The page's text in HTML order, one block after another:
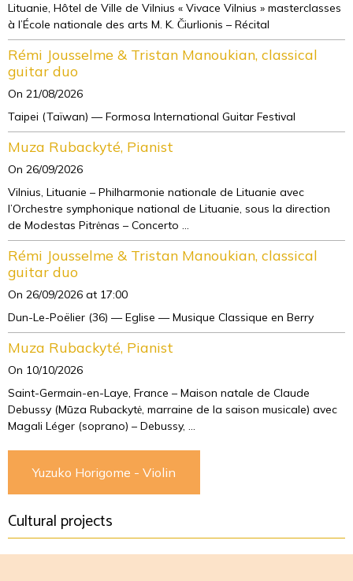
Lituanie, Hôtel de Ville de Vilnius « Vivace Vilnius » masterclasses
à l’École nationale des arts M. K. Čiurlionis – Récital
Rémi Jousselme & Tristan Manoukian, classical
guitar duo
On 21/08/2026
Taipei (Taïwan) — Formosa International Guitar Festival
Muza Rubackyté, Pianist
On 26/09/2026
Vilnius, Lituanie – Philharmonie nationale de Lituanie avec
l’Orchestre symphonique national de Lituanie, sous la direction
de Modestas Pitrėnas – Concerto ...
Rémi Jousselme & Tristan Manoukian, classical
guitar duo
On 26/09/2026 at 17:00
Dun-Le-Poëlier (36) — Eglise — Musique Classique en Berry
Muza Rubackyté, Pianist
On 10/10/2026
Saint-Germain-en-Laye, France – Maison natale de Claude
Debussy (Mūza Rubackytė, marraine de la saison musicale) avec
Magali Léger (soprano) – Debussy, ...
Yuzuko Horigome - Violin
Cultural projects